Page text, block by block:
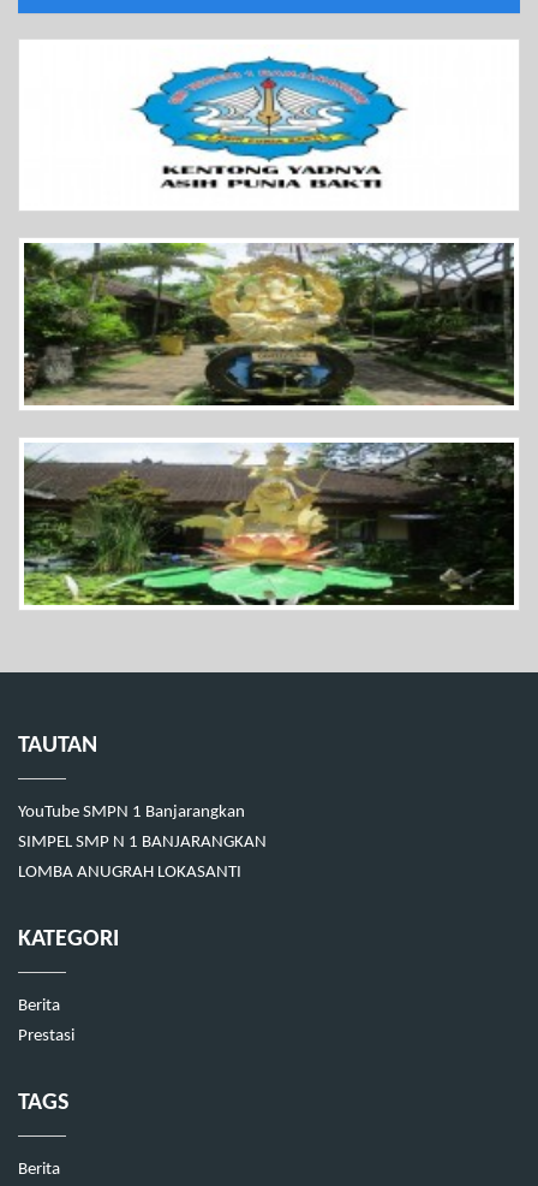
TAUTAN
YouTube SMPN 1 Banjarangkan
SIMPEL SMP N 1 BANJARANGKAN
LOMBA ANUGRAH LOKASANTI
KATEGORI
Berita
Prestasi
TAGS
Berita